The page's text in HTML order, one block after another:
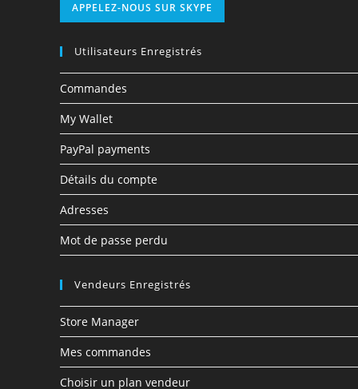
APPELEZ-NOUS SUR SKYPE
Utilisateurs Enregistrés
Commandes
My Wallet
PayPal payments
Détails du compte
Adresses
Mot de passe perdu
Vendeurs Enregistrés
Store Manager
Mes commandes
Choisir un plan vendeur